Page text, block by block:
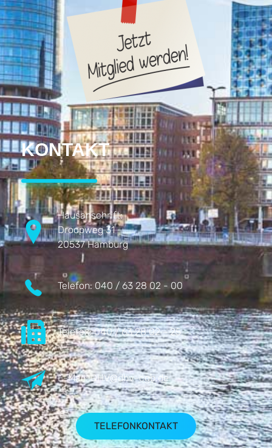
KONTAKT
Hausanschrift:
Droopweg 31
20537 Hamburg
Telefon: 040 / 63 28 02 - 00
Telefax:040 / 63 28 02 - 25
E-Mail:DHV@dhv-cgb.de
TELEFONKONTAKT